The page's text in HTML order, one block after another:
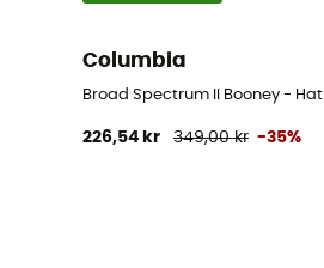
Columbia
Broad Spectrum II Booney - Hat
226,54 kr 349,00 kr -35%